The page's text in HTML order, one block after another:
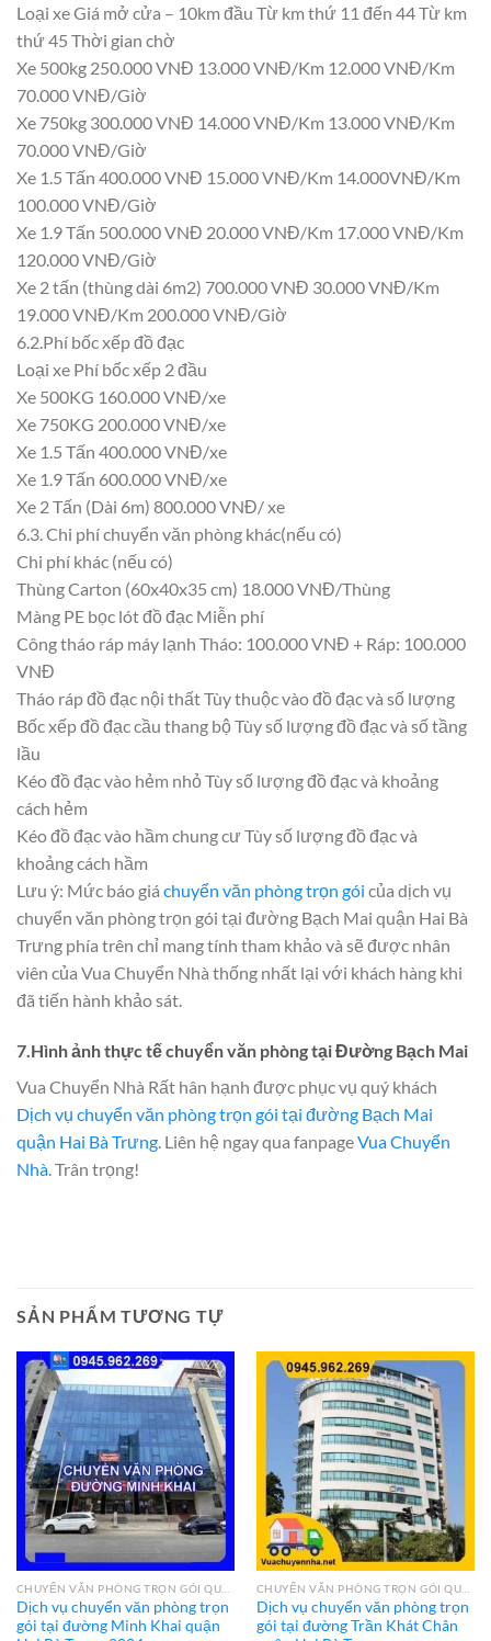
Loại xe Giá mở cửa – 10km đầu Từ km thứ 11 đến 44 Từ km
thứ 45 Thời gian chờ
Xe 500kg 250.000 VNĐ 13.000 VNĐ/Km 12.000 VNĐ/Km
70.000 VNĐ/Giờ
Xe 750kg 300.000 VNĐ 14.000 VNĐ/Km 13.000 VNĐ/Km
70.000 VNĐ/Giờ
Xe 1.5 Tấn 400.000 VNĐ 15.000 VNĐ/Km 14.000VNĐ/Km
100.000 VNĐ/Giờ
Xe 1.9 Tấn 500.000 VNĐ 20.000 VNĐ/Km 17.000 VNĐ/Km
120.000 VNĐ/Giờ
Xe 2 tấn (thùng dài 6m2) 700.000 VNĐ 30.000 VNĐ/Km
19.000 VNĐ/Km 200.000 VNĐ/Giờ
6.2.Phí bốc xếp đồ đạc
Loại xe Phí bốc xếp 2 đầu
Xe 500KG 160.000 VNĐ/xe
Xe 750KG 200.000 VNĐ/xe
Xe 1.5 Tấn 400.000 VNĐ/xe
Xe 1.9 Tấn 600.000 VNĐ/xe
Xe 2 Tấn (Dài 6m) 800.000 VNĐ/ xe
6.3. Chi phí chuyển văn phòng khác(nếu có)
Chi phí khác (nếu có)
Thùng Carton (60x40x35 cm) 18.000 VNĐ/Thùng
Màng PE bọc lót đồ đạc Miễn phí
Công tháo ráp máy lạnh Tháo: 100.000 VNĐ + Ráp: 100.000
VNĐ
Tháo ráp đồ đạc nội thất Tùy thuộc vào đồ đạc và số lượng
Bốc xếp đồ đạc cầu thang bộ Tùy số lượng đồ đạc và số tầng
lầu
Kéo đồ đạc vào hẻm nhỏ Tùy số lượng đồ đạc và khoảng
cách hẻm
Kéo đồ đạc vào hầm chung cư Tùy số lượng đồ đạc và
khoảng cách hầm
Lưu ý: Mức báo giá chuyển văn phòng trọn gói của dịch vụ
chuyển văn phòng trọn gói tại đường Bạch Mai quận Hai Bà
Trưng phía trên chỉ mang tính tham khảo và sẽ được nhân
viên của Vua Chuyển Nhà thống nhất lại với khách hàng khi
đã tiến hành khảo sát.
7.Hình ảnh thực tế chuyển văn phòng tại Đường Bạch Mai
Vua Chuyển Nhà Rất hân hạnh được phục vụ quý khách
Dịch vụ chuyển văn phòng trọn gói tại đường Bạch Mai
quận Hai Bà Trưng . Liên hệ ngay qua fanpageVua Chuyển
Nhà . Trân trọng!
SẢN PHẨM TƯƠNG TỰ
Dịch vụ chuyển văn phòng trọn
gói tại đường Minh Khai quận
Dịch vụ chuyển văn phòng trọn
gói tại đường Trần Khát Chân